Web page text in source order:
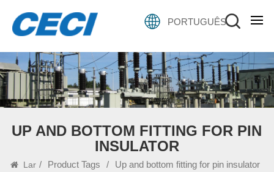
PORTUGUÊS
UP AND BOTTOM FITTING FOR PIN
INSULATOR
Lar / Product Tags / Up and bottom fitting for pin insulator